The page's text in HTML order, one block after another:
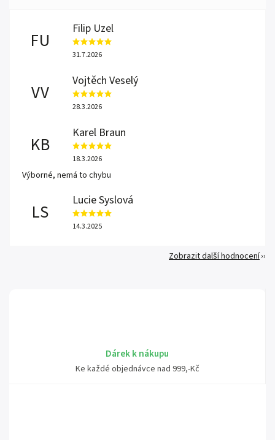
Dárek k nákupu
Ke každé objednávce nad 999,-Kč
FU
Filip Uzel
31.7.2026
VV
Vojtěch Veselý
28.3.2026
KB
Karel Braun
18.3.2026
Výborné, nemá to chybu
LS
Lucie Syslová
14.3.2025
Zobrazit další hodnocení